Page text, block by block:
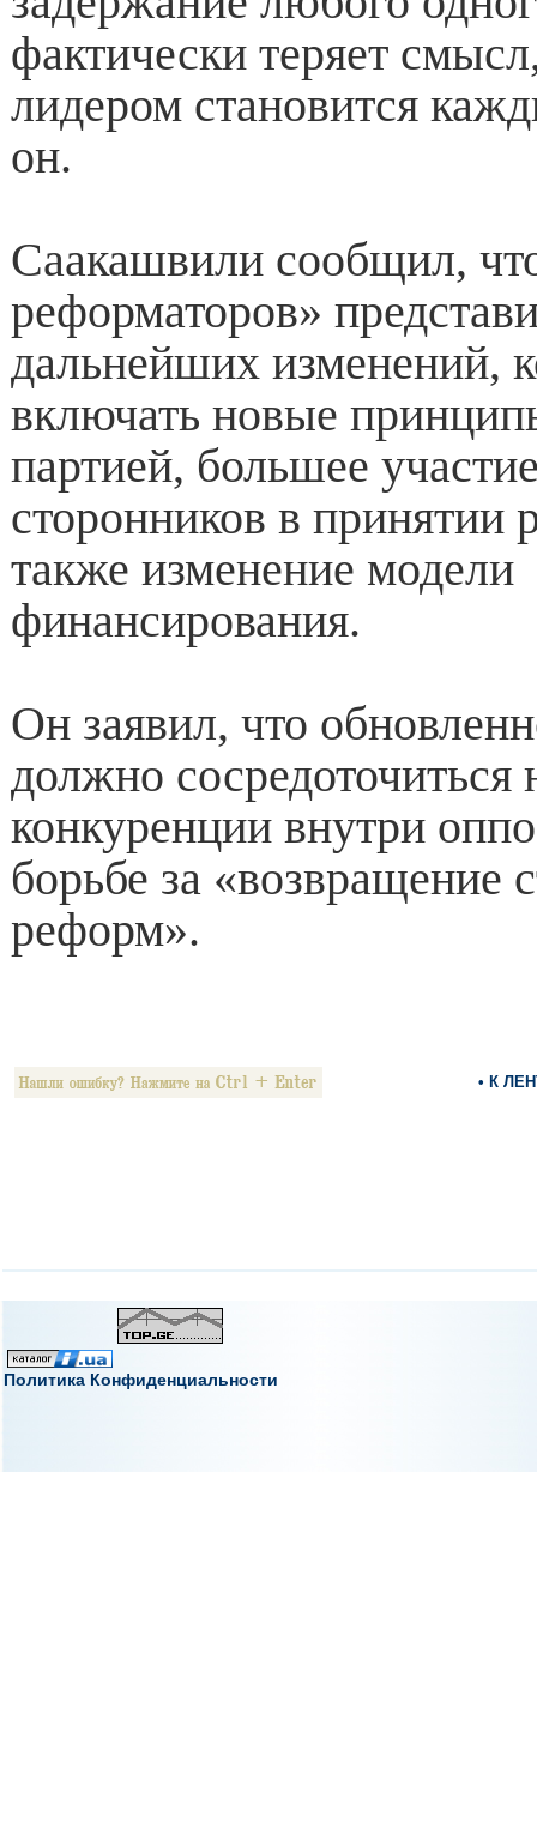
фактически теряет
лидером становится
он.
Саакашвили сообщил,
реформаторов»
дальнейших изменений,
включать новые
партией, большее
сторонников в принятии
также изменение модели
финансирования.
Он заявил, что
должно сосредоточиться
конкуренции внутри
борьбе за «возвращение
реформ».
• К
Политика Конфиденциальности